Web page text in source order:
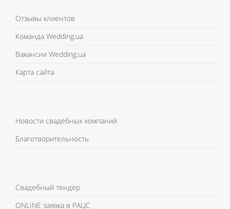
Отзывы клиентов
Команда Wedding.ua
Вакансии Wedding.ua
Карта сайта
Новости свадебных компаний
Благотворительность
Свадебный тендер
ONLINE заявка в РАЦС